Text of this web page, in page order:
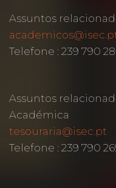
Assuntos
Telefone : 239 790
Assuntos
Académica
tesouraria@isec.pt
Telefone : 239 790